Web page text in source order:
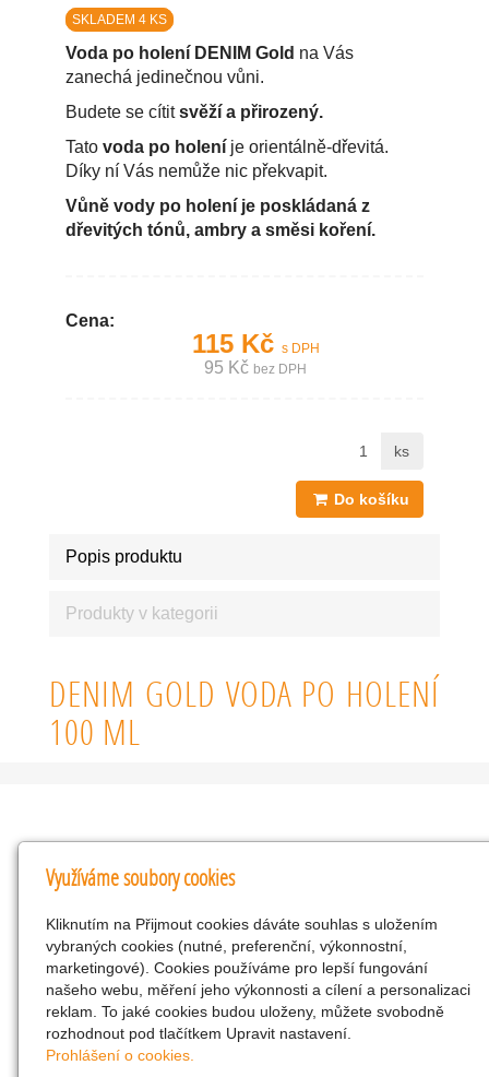
SKLADEM 4 KS
Voda po holení DENIM Gold na Vás
zanechá jedinečnou vůni.
Budete se cítitsvěží a přirozený.
Tato voda po holení je orientálně-dřevitá.
Díky ní Vás nemůže nic překvapit.
Vůně vody po holení je poskládaná z
dřevitých tónů, ambry a směsi koření.
Cena:
115 Kč s DPH
95 Kč bez DPH
ks
Do košíku
Popis produktu
Produkty v kategorii
DENIM GOLD VODA PO HOLENÍ
100 ML
Kontakty
KNK obchodní společnost s r.o.
Komenského 127, Žacléř, 542 01 Číslo účtu:
286293602/0300
25298518
CZ25298518
info@drogerienacestach.cz
Využíváme soubory cookies
Kliknutím na Přijmout cookies dáváte souhlas s uložením
vybraných cookies (nutné, preferenční, výkonnostní,
marketingové). Cookies používáme pro lepší fungování
našeho webu, měření jeho výkonnosti a cílení a personalizaci
reklam. To jaké cookies budou uloženy, můžete svobodně
rozhodnout pod tlačítkem Upravit nastavení.
Prohlášení o cookies.